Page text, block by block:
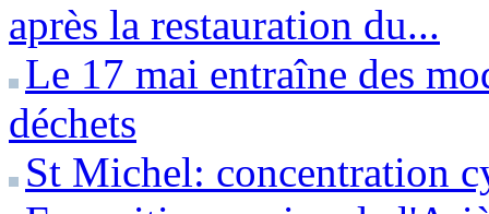
après la restauration du...
Le 17 mai entraîne des
déchets
St Michel: concentration